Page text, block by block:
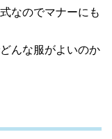
なのでマナーにも
んな服がよいのか